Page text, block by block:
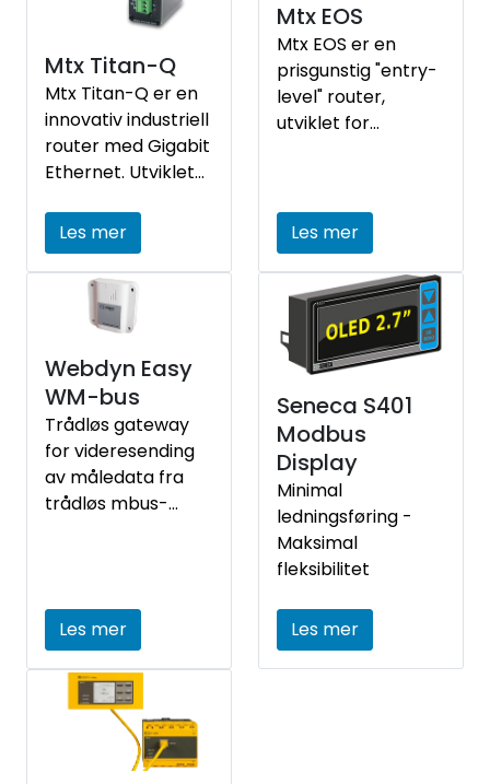
Mtx Titan-Q
Mtx Titan-Q er en
innovativ industriell
router med Gigabit
Ethernet. Utviklet
fra Elteco.
Les mer
Mtx EOS
Mtx EOS er en
prisgunstig "entry-
level" router,
utviklet for
Les mer
Webdyn Easy
WM-bus
Trådløs gateway
for videresending
av måledata fra
trådløs mbus-
Les mer
Seneca S401
Modbus
Display
Minimal
ledningsføring -
Maksimal
fleksibilitet
Les mer